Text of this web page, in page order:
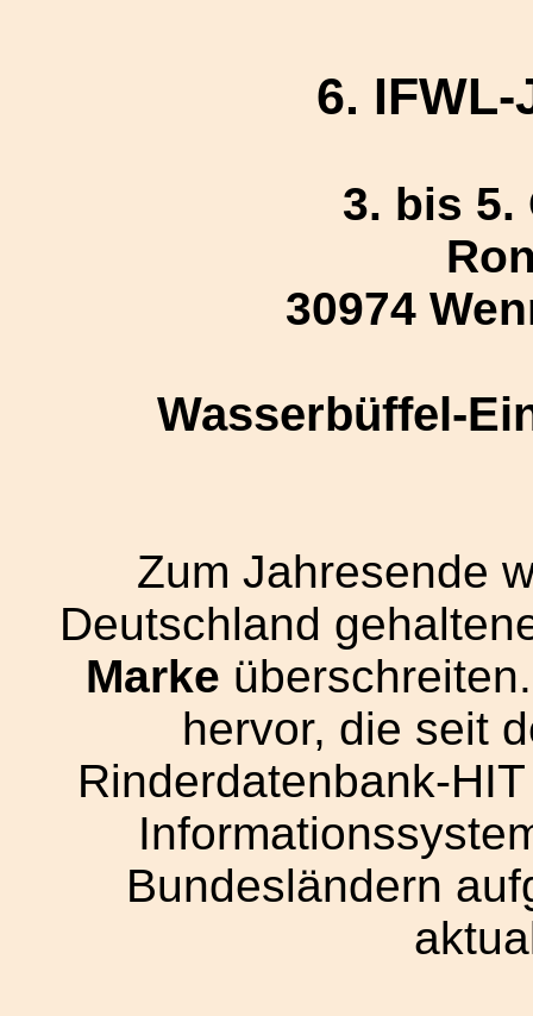
6.
3. bis 5.
30974
Wasserbüffel-
Zum Jahresende
Deutschland
Marke
hervor, die seit
Rinderdatenbank-
Bundesländern